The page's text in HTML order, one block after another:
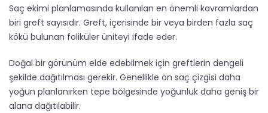
Saç ekimi planlamasında kullanılan en önemli kavramlardan
biri greft sayısıdır. Greft, içerisinde bir veya birden fazla saç
kökü bulunan foliküler üniteyi ifade eder.
Doğal bir görünüm elde edebilmek için greftlerin dengeli
şekilde dağıtılması gerekir. Genellikle ön saç çizgisi daha
yoğun planlanırken tepe bölgesinde yoğunluk daha geniş bir
alana dağıtılabilir.